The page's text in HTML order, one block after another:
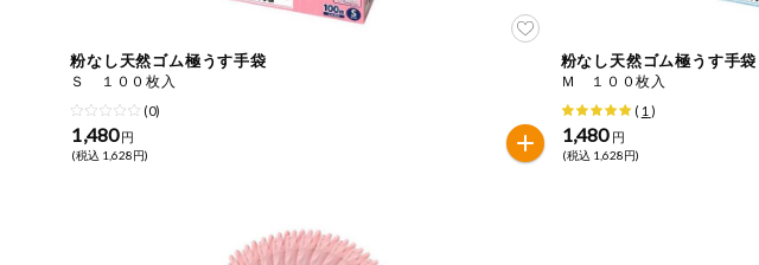
コープしがのサービス
コープしがの情報サイト
衛生・生理用
キッチン用品
粉なし天然ゴム極うす手袋
Ｓ １００枚入
(0)
1,480 円
(税込 1,628円)
粉なし天然ゴム極うす手袋
Ｍ １００枚入
( 1 )
1,480 円
(税込 1,628円)